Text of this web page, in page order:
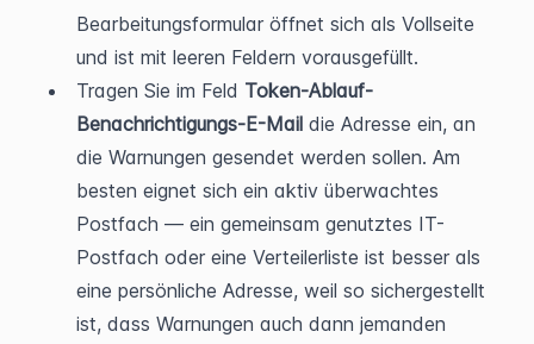
Bearbeitungsformular öffnet sich als Vollseite
und ist mit leeren Feldern vorausgefüllt.
Tragen Sie im Feld Token-Ablauf-
Benachrichtigungs-E-Mail die Adresse ein, an
die Warnungen gesendet werden sollen. Am
besten eignet sich ein aktiv überwachtes
Postfach — ein gemeinsam genutztes IT-
Postfach oder eine Verteilerliste ist besser als
eine persönliche Adresse, weil so sichergestellt
ist, dass Warnungen auch dann jemanden